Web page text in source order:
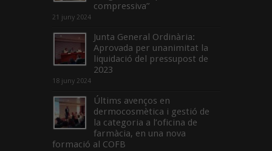
compressiva”
21 juny 2024
Junta General Ordinària:
Aprovada per unanimitat la
liquidació del pressupost de
2023
18 juny 2024
Últims avenços en
dermocosmètica i gestió de
la categoria a l’oficina de
farmàcia, en una nova
formació al COFB